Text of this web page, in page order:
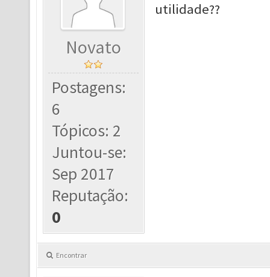
Novato
Postagens:
6
Tópicos: 2
Juntou-se:
Sep 2017
Reputação:
0
utilidade??
Encontrar